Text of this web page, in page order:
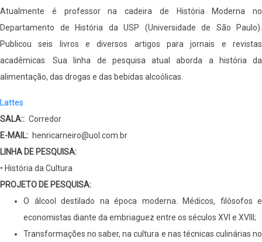
Atualmente é professor na cadeira de História Moderna no
Departamento de História da USP (Universidade de São Paulo).
Publicou seis livros e diversos artigos para jornais e revistas
acadêmicas. Sua linha de pesquisa atual aborda a história da
alimentação, das drogas e das bebidas alcoólicas.
Lattes
SALA:
Corredor
E-MAIL
henricarneiro@uol.com.br
LINHA DE PESQUISA:
• História da Cultura
PROJETO DE PESQUISA:
O álcool destilado na época moderna. Médicos, filósofos e
economistas diante da embriaguez entre os séculos XVI e XVIII;
Transformações no saber, na cultura e nas técnicas culinárias no